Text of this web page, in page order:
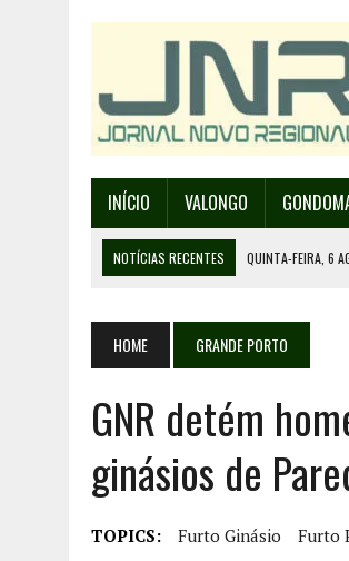
INÍCIO VALONGO
NOTÍCIAS RECENTES QUINTA-FEIRA, 6
QUINTA-FEIRA, 6 AGOSTO, 2026 | 80
QUINTA-FEIRA, 6 AGOSTO, 2026
HOME GRANDE PORTO
GNR detém
ginásios de
TOPICS: Furto Ginásio Furto